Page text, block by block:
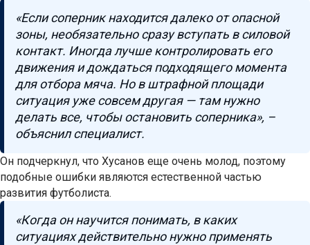
«Если соперник находится далеко от опасной
зоны, необязательно сразу вступать в силовой
контакт. Иногда лучше контролировать его
движения и дождаться подходящего момента
для отбора мяча. Но в штрафной площади
ситуация уже совсем другая — там нужно
делать все, чтобы остановить соперника», –
объяснил специалист.
Он подчеркнул, что Хусанов еще очень молод, поэтому
подобные ошибки являются естественной частью
развития футболиста.
«Когда он научится понимать, в каких
ситуациях действительно нужно применять